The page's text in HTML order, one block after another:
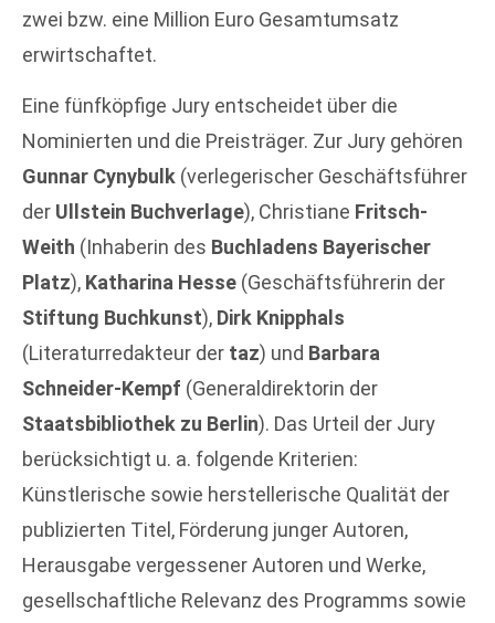
zwei bzw. eine Million Euro Gesamtumsatz
erwirtschaftet.
Eine fünfköpfige Jury entscheidet über die
Nominierten und die Preisträger. Zur Jury gehören
Gunnar Cynybulk (verlegerischer Geschäftsführer
der Ullstein Buchverlage), Christiane Fritsch-
Weith (Inhaberin des Buchladens Bayerischer
Platz), Katharina Hesse (Geschäftsführerin der
Stiftung Buchkunst), Dirk Knipphals
(Literaturredakteur der taz) und Barbara
Schneider-Kempf (Generaldirektorin der
Staatsbibliothek zu Berlin). Das Urteil der Jury
berücksichtigt u. a. folgende Kriterien:
Künstlerische sowie herstellerische Qualität der
publizierten Titel, Förderung junger Autoren,
Herausgabe vergessener Autoren und Werke,
gesellschaftliche Relevanz des Programms sowie